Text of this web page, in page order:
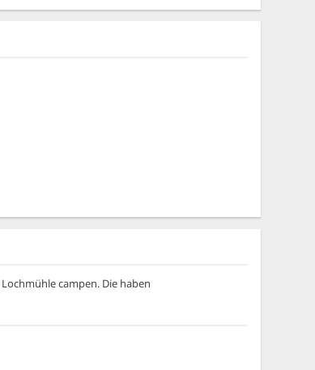
campen. Die haben